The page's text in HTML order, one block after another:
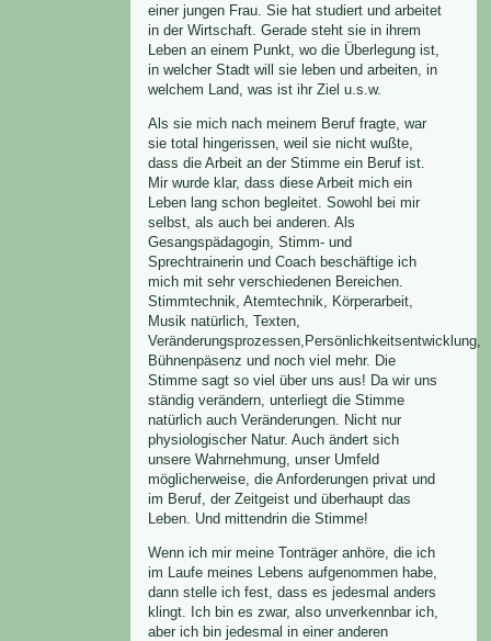
einer jungen Frau. Sie hat studiert und arbeitet
in der Wirtschaft. Gerade steht sie in ihrem
Leben an einem Punkt, wo die Überlegung ist,
in welcher Stadt will sie leben und arbeiten, in
welchem Land, was ist ihr Ziel u.s.w.
Als sie mich nach meinem Beruf fragte, war
sie total hingerissen, weil sie nicht wußte,
dass die Arbeit an der Stimme ein Beruf ist.
Mir wurde klar, dass diese Arbeit mich ein
Leben lang schon begleitet. Sowohl bei mir
selbst, als auch bei anderen. Als
Gesangspädagogin, Stimm- und
Sprechtrainerin und Coach beschäftige ich
mich mit sehr verschiedenen Bereichen.
Stimmtechnik, Atemtechnik, Körperarbeit,
Musik natürlich, Texten,
Veränderungsprozessen,Persönlichkeitsentwicklung,
Bühnenpäsenz und noch viel mehr. Die
Stimme sagt so viel über uns aus! Da wir uns
ständig verändern, unterliegt die Stimme
natürlich auch Veränderungen. Nicht nur
physiologischer Natur. Auch ändert sich
unsere Wahrnehmung, unser Umfeld
möglicherweise, die Anforderungen privat und
im Beruf, der Zeitgeist und überhaupt das
Leben. Und mittendrin die Stimme!
Wenn ich mir meine Tonträger anhöre, die ich
im Laufe meines Lebens aufgenommen habe,
dann stelle ich fest, dass es jedesmal anders
klingt. Ich bin es zwar, also unverkennbar ich,
aber ich bin jedesmal in einer anderen